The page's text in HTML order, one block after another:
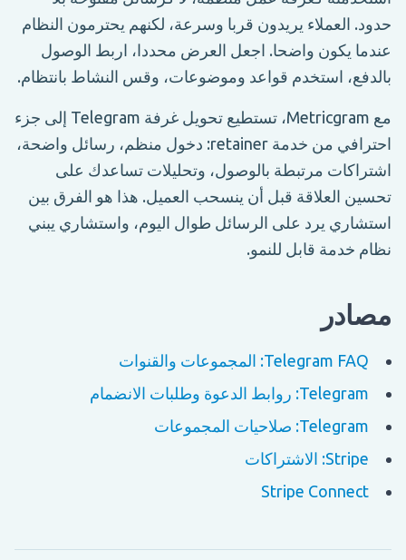
حدود. العملاء يريدون قربا وسرعة، لكنهم يحترمون النظام
عندما يكون واضحا. اجعل العرض محددا، اربط الوصول
بالدفع، استخدم قواعد وموضوعات، وقس النشاط بانتظام.
مع Metricgram، تستطيع تحويل غرفة Telegram إلى جزء
احترافي من خدمة retainer: دخول منظم، رسائل واضحة،
اشتراكات مرتبطة بالوصول، وتحليلات تساعدك على
تحسين العلاقة قبل أن ينسحب العميل. هذا هو الفرق بين
استشاري يرد على الرسائل طوال اليوم، واستشاري يبني
نظام خدمة قابل للنمو.
مصادر
Telegram FAQ: المجموعات والقنوات
Telegram: روابط الدعوة وطلبات الانضمام
Telegram: صلاحيات المجموعات
Stripe: الاشتراكات
Stripe Connect